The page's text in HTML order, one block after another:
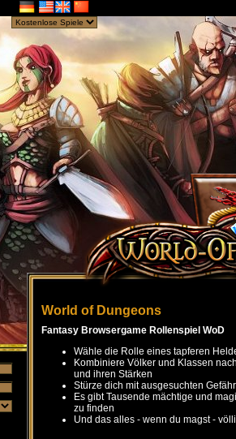
World of Dungeons
Fantasy Browsergame Rollenspiel WoD
Wähle die Rolle eines tapferen
Kombiniere Völker und Klassen
und ihren Stärken
Stürze dich mit ausgesuchten
Es gibt Tausende mächtige und
zu finden
Und das alles - wenn du magst -